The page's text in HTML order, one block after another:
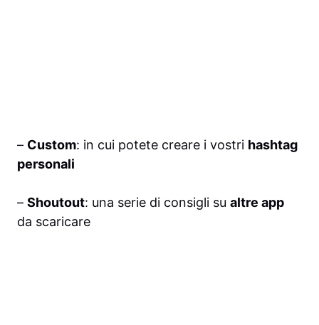
– Custom: in cui potete creare i vostri hashtag
personali
– Shoutout: una serie di consigli su altre app
da scaricare